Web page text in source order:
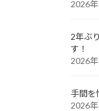
2026
2年ぶ
す！
2026
手間を
2026